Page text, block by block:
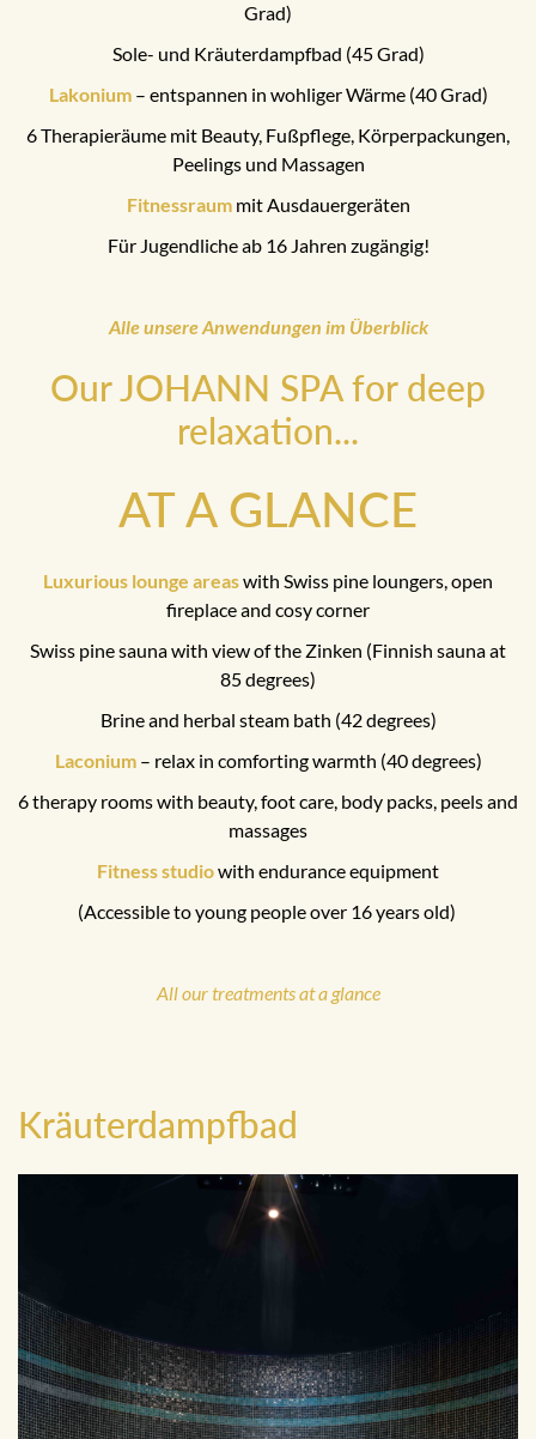
Grad)
Sole- und Kräuterdampfbad (45 Grad)
Lakonium– entspannen in wohliger Wärme (40 Grad)
6 Therapieräume mit Beauty, Fußpflege, Körperpackungen,
Peelings und Massagen
Fitnessraummit Ausdauergeräten
Für Jugendliche ab 16 Jahren zugängig!
Alle unsere Anwendungen im Überblick
Our JOHANN SPA for deep
relaxation...
AT A GLANCE
Luxurious lounge areaswith Swiss pine loungers, open
fireplace and cosy corner
Swiss pine sauna with view of the Zinken (Finnish sauna at
85 degrees)
Brine and herbal steam bath (42 degrees)
Laconium– relax in comforting warmth (40 degrees)
6 therapy rooms with beauty, foot care, body packs, peels and
massages
Fitness studiowith endurance equipment
(Accessible to young people over 16 years old)
All our treatments at a glance
Kräuterdampfbad